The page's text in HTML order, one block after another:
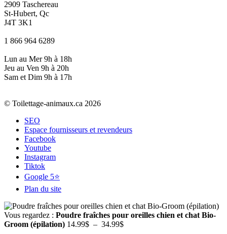
2909 Taschereau
St-Hubert, Qc
J4T 3K1
1 866 964 6289
Lun au Mer 9h à 18h
Jeu au Ven 9h à 20h
Sam et Dim 9h à 17h
© Toilettage-animaux.ca 2026
SEO
Espace fournisseurs et revendeurs
Facebook
Youtube
Instagram
Tiktok
Google 5⭐
Plan du site
Vous regardez : Poudre fraîches pour oreilles chien et chat Bio-
Groom (épilation) 14.99$ – 34.99$Plage